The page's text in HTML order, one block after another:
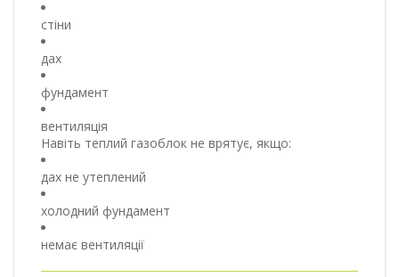
стіни
дах
фундамент
вентиляція
Навіть теплий газоблок не врятує, якщо:
дах не утеплений
холодний фундамент
немає вентиляції